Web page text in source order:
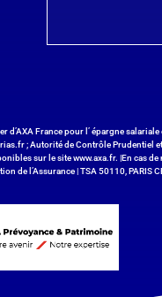
France pour l’ épargne
; Autorité de Contrôle Prudentiel et
sur le sitewww.axa.fr. |En cas
de l’Assurance | TSA 50110, PARIS